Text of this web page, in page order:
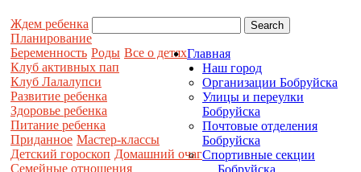
Ждем ребенка
Планирование
Беременность Роды Все о детях
Клуб активных пап
Клуб Лалалупси
Развитие ребенка
Здоровье ребенка
Питание ребенка
Приданное Мастер-классы
Детский гороскоп Домашний очаг
Семейные отношения
Главная
Наш город
Организации Бобруйска
Улицы и переулки
Бобруйска
Почтовые отделения
Бобруйска
Спортивные секции